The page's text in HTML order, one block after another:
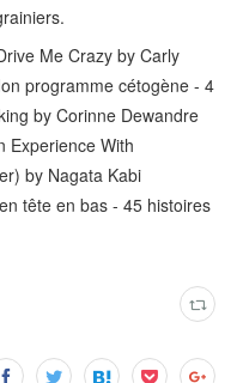
Me Crazy by Carly
programme cétogène - 4
by Corinne Dewandre
Experience With
by Nagata Kabi
tête en bas - 45 histoires